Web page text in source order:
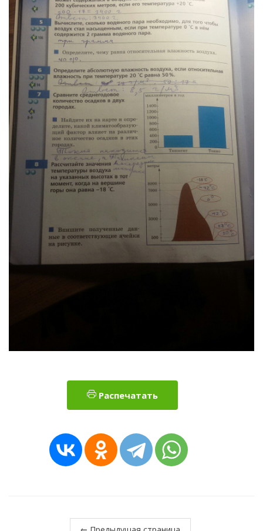
Распечатать